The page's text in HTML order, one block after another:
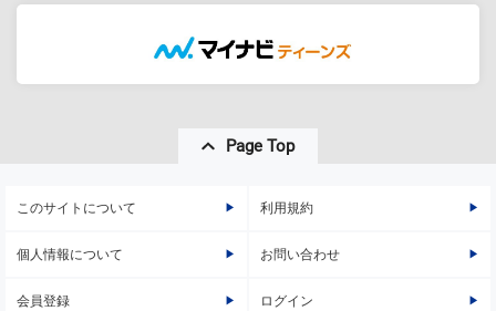
Page Top
このサイトについて 利用規約
個人情報について お問い合わせ
会員登録 ログイン